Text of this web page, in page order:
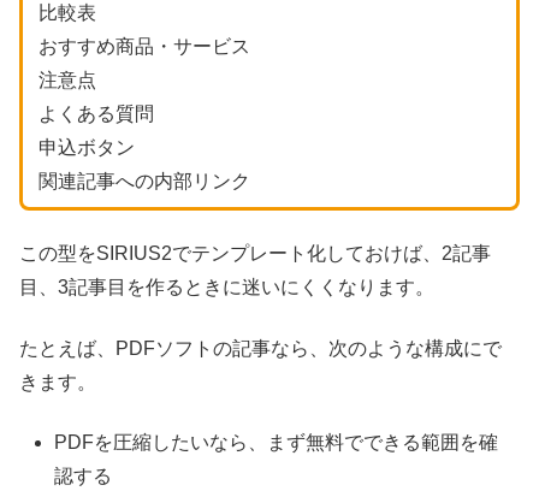
比較表
おすすめ商品・サービス
注意点
よくある質問
申込ボタン
関連記事への内部リンク
この型をSIRIUS2でテンプレート化しておけば、2記事
目、3記事目を作るときに迷いにくくなります。
たとえば、PDFソフトの記事なら、次のような構成にで
きます。
PDFを圧縮したいなら、まず無料でできる範囲を確
認する